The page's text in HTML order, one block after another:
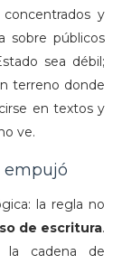
y
sobre públicos
sea débil;
terreno donde
en textos y
ve.
empujó
la regla no
de escritura.
la cadena de